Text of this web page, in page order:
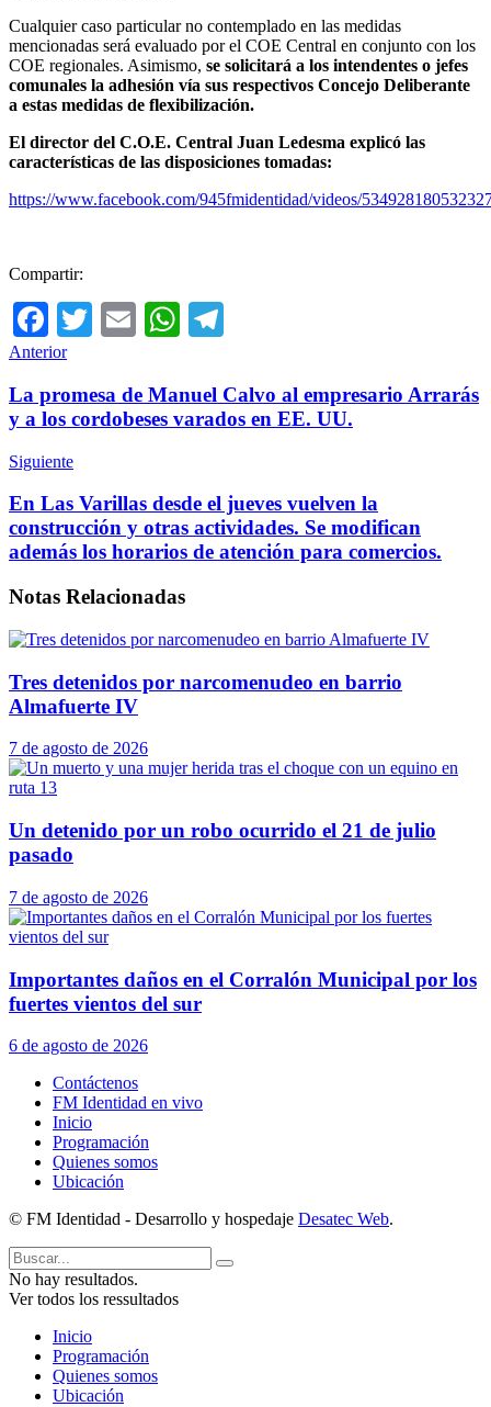
Cualquier caso particular no contemplado en las medidas
mencionadas será evaluado por el COE Central en conjunto con los
COE regionales. Asimismo, se solicitará a los intendentes o jefes
comunales la adhesión vía sus respectivos Concejo Deliberante
a estas medidas de flexibilización.
El director del C.O.E. Central Juan Ledesma explicó las
características de las disposiciones tomadas:
https://www.facebook.com/945fmidentidad/videos/
Compartir:
Facebook
TwitterEmailWhatsApp
Anterior
La promesa de Manuel Calvo al empresario Arrarás
y a los cordobeses varados en EE. UU.
Siguiente
En Las Varillas desde el jueves vuelven la
construcción y otras actividades. Se modifican
además los horarios de atención para comercios.
Notas Relacionadas
Tres detenidos por narcomenudeo en barrio
Almafuerte IV
7 de agosto de 2026
Un detenido por un robo ocurrido el 21 de julio
pasado
7 de agosto de 2026
Importantes daños en el Corralón Municipal por los
fuertes vientos del sur
6 de agosto de 2026
Contáctenos
FM Identidad en vivo
Inicio
Programación
Quienes somos
Ubicación
© FM Identidad - Desarrollo y hospedaje Desatec Web.
No hay resultados.
Ver todos los ressultados
Inicio
Programación
Quienes somos
Ubicación